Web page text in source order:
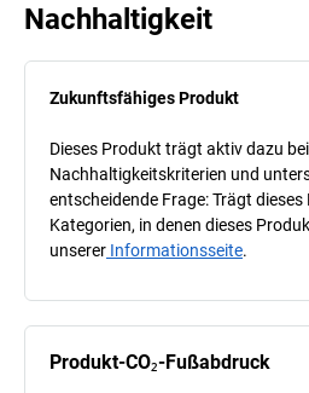
Nachhaltigkeit
Zukunftsfähiges Produkt
Dieses Produkt trägt aktiv dazu
Nachhaltigkeitskriterien und
entscheidende Frage: Trägt
Kategorien, in denen dieses
unserer Informationsseite.
Produkt-CO₂-Fußabdruck